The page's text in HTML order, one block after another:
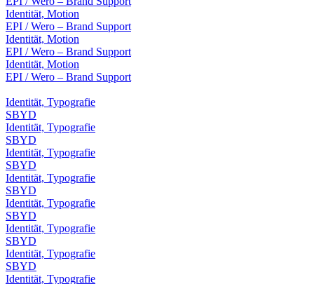
Identität, Motion
EPI / Wero – Brand Support
Identität, Motion
EPI / Wero – Brand Support
Identität, Motion
EPI / Wero – Brand Support
Identität, Typografie
SBYD
Identität, Typografie
SBYD
Identität, Typografie
SBYD
Identität, Typografie
SBYD
Identität, Typografie
SBYD
Identität, Typografie
SBYD
Identität, Typografie
SBYD
Identität, Typografie